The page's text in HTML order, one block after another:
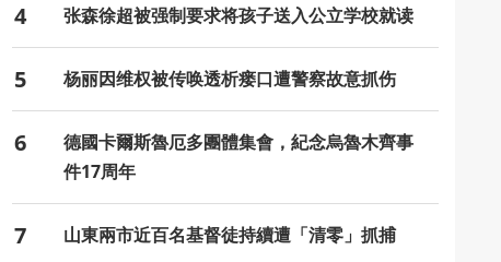
4 张森徐超被强制要求将孩子送入公立学校就读
5 杨丽因维权被传唤透析瘘口遭警察故意抓伤
6
德國卡爾斯魯厄多團體集會，紀念烏魯木齊事
件17周年
7 山東兩市近百名基督徒持續遭「清零」抓捕